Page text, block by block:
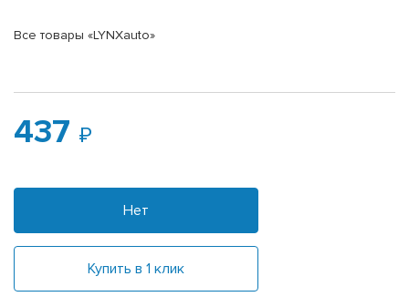
Все товары «LYNXauto»
437
Нет
Купить в 1 клик